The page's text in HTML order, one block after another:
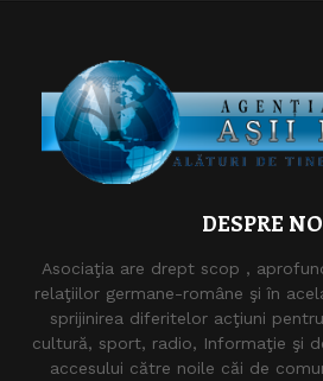
DESPRE
Asociaţia are drept scop ,
relaţiilor germane-române şi în
sprijinirea diferitelor acţiuni
cultură, sport, radio, Informaţie şi
accesului către noile căi de